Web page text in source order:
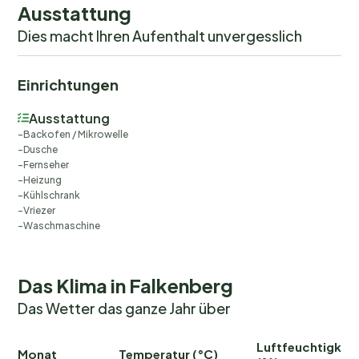
Ausstattung
Dies macht Ihren Aufenthalt unvergesslich
Einrichtungen
Ausstattung
Backofen / Mikrowelle
Dusche
Fernseher
Heizung
Kühlschrank
Vriezer
Waschmaschine
Das Klima in Falkenberg
Das Wetter das ganze Jahr über
Monat Temperatur (°C)
Luftfeuchtigkeit